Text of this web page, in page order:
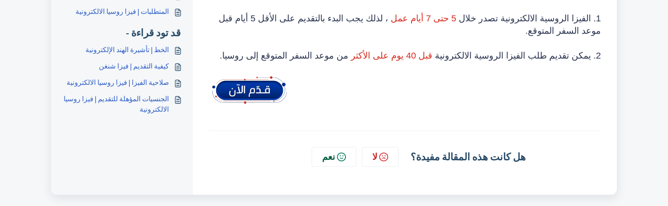
1. الفيزا الروسية الالكترونية تصدر خلال 5 حتى 7 أيام عمل
، لذلك يجب البدء بالتقديم على الأقل 5 أيام قبل
موعد السفر المتوقع.
2. يمكن تقديم طلب الفيزا الروسية الالكترونية قبل 40 يوم على الأكثر من موعد السفر المتوقع إلى روسيا.
هل كانت هذه المقالة مفيدة؟ لا نعم
المتطلبات | فيزا روسيا الالكترونية
قد تود قراءة -
الخط | تأشيرة الهند الإلكترونية
كيفية التقديم | فيزا شنغن
صلاحية الفيزا | فيزا روسيا الالكترونية
الجنسيات المؤهلة للتقديم | فيزا روسيا
الالكترونية